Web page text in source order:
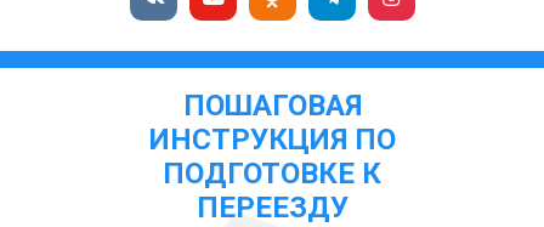
ПОШАГОВАЯ
ИНСТРУКЦИЯ ПО
ПОДГОТОВКЕ К
ПЕРЕЕЗДУ